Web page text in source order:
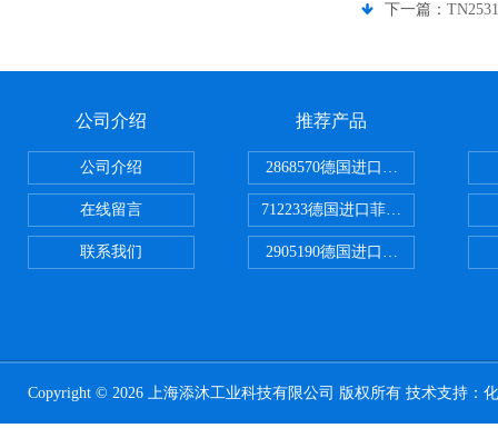
下一篇：
公司介绍
公司介绍
在线留言
联系我们
推荐产品
2868570德国进口菲尼克斯电源
712233德国进口菲尼克斯断路器
2905190德国进口菲尼克斯继电器
Copyright © 2026 上海添沐工业科技有限公司 版权所有 技术支持：